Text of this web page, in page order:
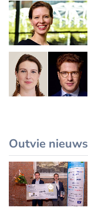
Outvie nieuws